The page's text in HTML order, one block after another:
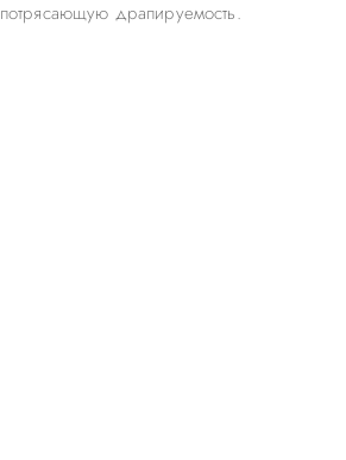
драпируемость.